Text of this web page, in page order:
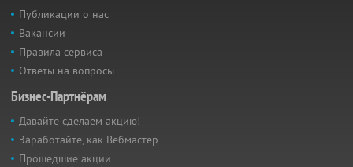
Публикации о нас
Вакансии
Правила сервиса
Ответы на вопросы
Бизнес-Партнёрам
Давайте сделаем акцию!
Заработайте, как Вебмастер
Прошедшие акции